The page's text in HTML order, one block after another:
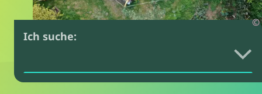
©
Ich suche: